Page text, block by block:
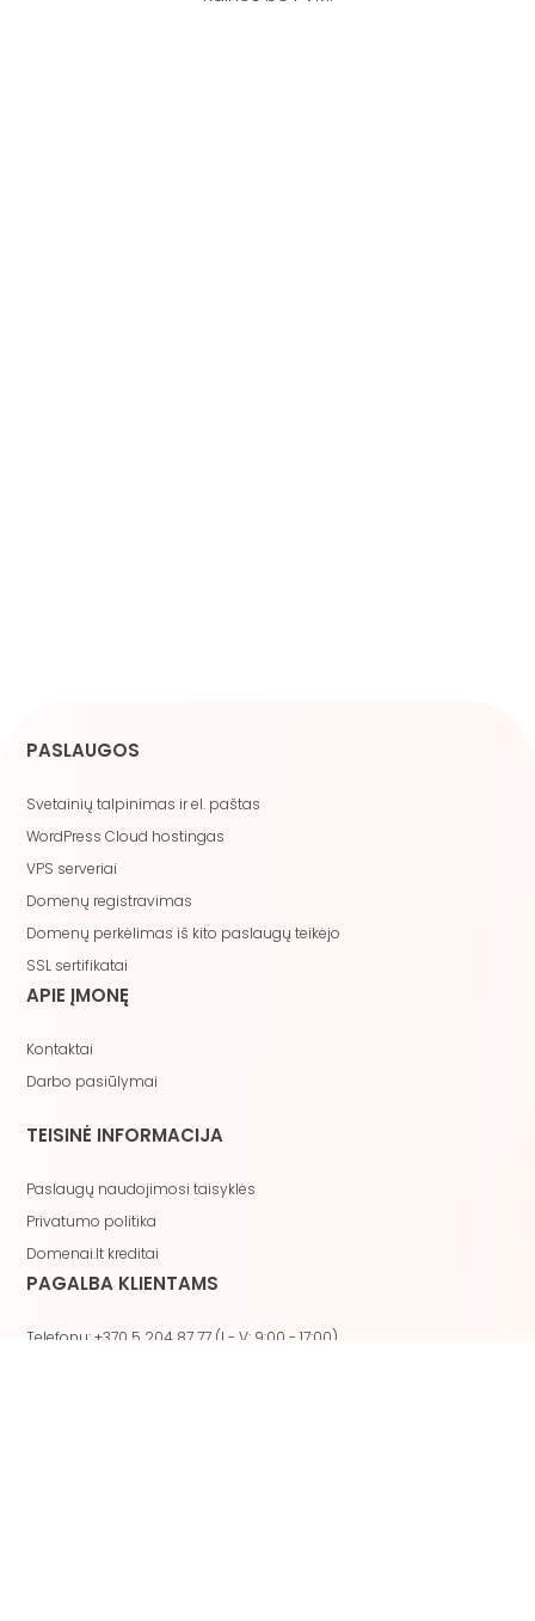
PASLAUGOS
Svetainių talpinimas ir el. paštas
WordPress Cloud hostingas
VPS serveriai
Domenų registravimas
Domenų perkėlimas iš kito paslaugų teikėjo
SSL sertifikatai
APIE ĮMONĘ
Kontaktai
Darbo pasiūlymai
TEISINĖ INFORMACIJA
Paslaugų naudojimosi taisyklės
Privatumo politika
Domenai.lt kreditai
PAGALBA KLIENTAMS
Telefonu: +370 5 204 87 77 (I - V: 9:00 - 17:00)